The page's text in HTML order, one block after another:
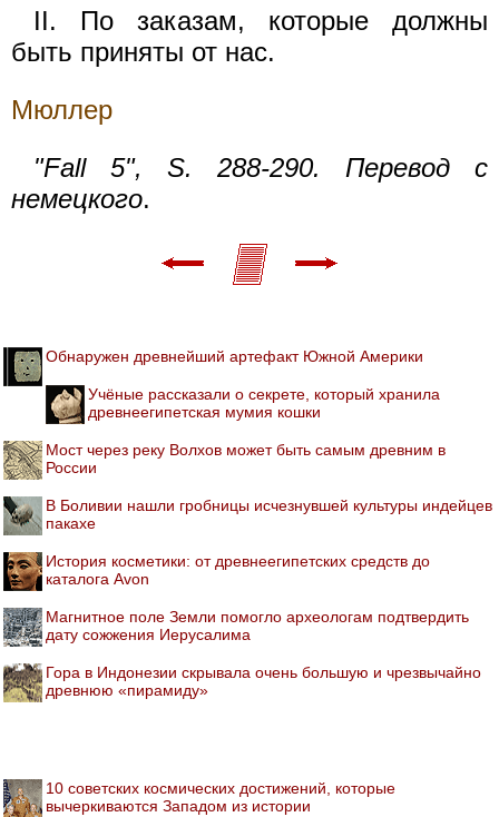
II. По заказам, которые должны
быть приняты от нас.
Мюллер
"Fall 5", S. 288-290. Перевод с
немецкого.
Обнаружен древнейший артефакт Южной Америки
Учёные рассказали о секрете, который хранила
древнеегипетская мумия кошки
Мост через реку Волхов может быть самым древним в
России
В Боливии нашли гробницы исчезнувшей культуры индейцев
пакахе
История косметики: от древнеегипетских средств до
каталога Avon
Магнитное поле Земли помогло археологам подтвердить
дату сожжения Иерусалима
Гора в Индонезии скрывала очень большую и чрезвычайно
древнюю «пирамиду»
10 советских космических достижений, которые
вычеркиваются Западом из истории